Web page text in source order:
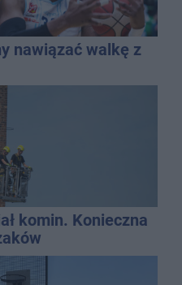
nawiązać walkę z
komin. Konieczna